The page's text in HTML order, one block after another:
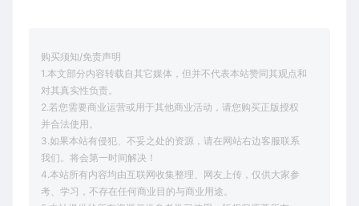
购买须知/免责声明
1.本文部分内容转载自其它媒体，但并不代表本站赞同其观点和
对其真实性负责。
2.若您需要商业运营或用于其他商业活动，请您购买正版授权
并合法使用。
3.如果本站有侵犯、不妥之处的资源，请在网站右边客服联系
我们。将会第一时间解决！
4.本站所有内容均由互联网收集整理、网友上传，仅供大家参
考、学习，不存在任何商业目的与商业用途。